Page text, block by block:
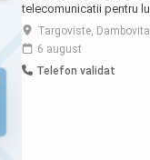
telecomunicatii pentru
Targoviste, Dambovita
6 august
Telefon validat